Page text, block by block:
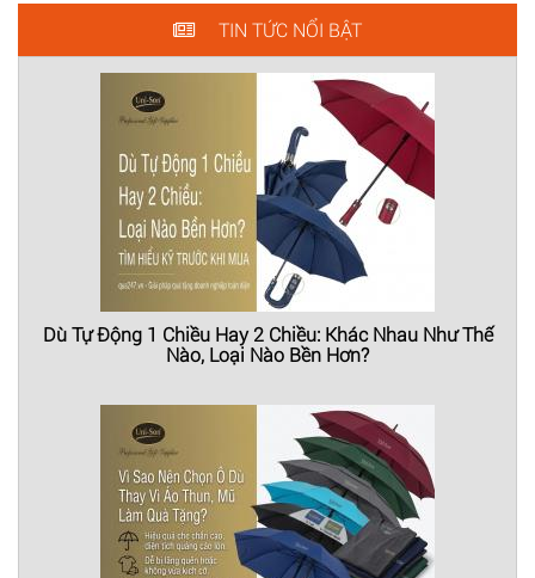
TIN TỨC NỔI BẬT
Dù Tự Động 1 Chiều Hay 2 Chiều: Khác Nhau Như Thế
Nào, Loại Nào Bền Hơn?